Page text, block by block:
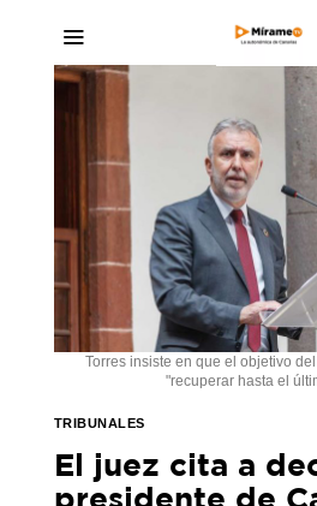
Torres insiste en que el objetivo
"recuperar hasta el
TRIBUNALES
El juez cita a
presidente de